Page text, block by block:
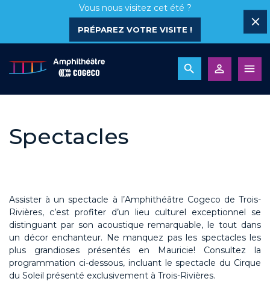
Vous nous visitez cet été ?
PRÉPAREZ VOTRE VISITE !
Spectacles
Assister à un spectacle à l’Amphithéâtre Cogeco de Trois-
Rivières, c’est profiter d’un lieu culturel exceptionnel se
distinguant par son acoustique remarquable, le tout dans
un décor enchanteur. Ne manquez pas les spectacles les
plus grandioses présentés en Mauricie! Consultez la
programmation ci-dessous, incluant le spectacle du Cirque
du Soleil présenté exclusivement à Trois-Rivières.